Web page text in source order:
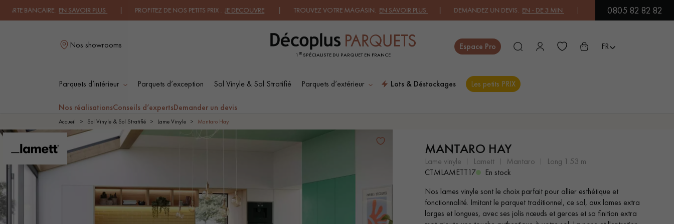
EN SAVOIR PLUS| PROFITEZ DE NOS PETITS PRIX .JE DECOUVRE | TROUVEZ VOTRE MAGASIN.EN SAVOIR PLUS| DEMANDEZ UN DEVIS. EN - DE 3 MIN | PAYEZ EN 3X OU 4X SANS FRAIS PAR
0805 82 82 82
Nos showrooms
1 ERSPÉCIALISTE DU PARQUET EN FRANCE
Espace Pro FR
Parquets d’intérieur Parquets d’exception Sol Vinyle & Sol Stratifié Parquets d’extérieur Lots & Déstockages Les petits PRIX
Nos réalisationsConseils d’expertsDemander un devisLES RECHERCHES LES PLUS COURANTES
PARQUET MASSIF
PARQUET EN BOIS
EXOTIQUE
PARQUET HUILÉ
PARQUET EN BOIS
BRUT
PARQUET FUMÉ
PARQUET LAMES
LARGES XXL
PARQUET EN CHÊNE
Accueil Sol Vinyle & Sol Stratifié Lame Vinyle Mantaro Hay
MANTARO HAY
lame vinyle lamett mantaro
long 1.53 m
CTMLAMETT17
En stock
Nos lames vinyle sont le choix parfait pour allier esthétique et
fonctionnalité. Imitant le parquet traditionnel, ce sol, aux lames extra
larges et longues, avec ses jolis nœuds et gerces et sa finition extra